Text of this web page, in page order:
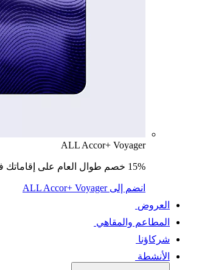
ALL Accor+ Voyager
15% خصم طوال العام على إقاماتك في أكثر من 30 علامة تجارية.
انضم إلى ALL Accor+ Voyager
العروض
المطاعم والمقاهي
شركاؤنا
الأنشطة